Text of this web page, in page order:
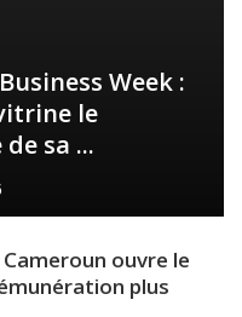
Week :
le
sa ...
ouvre le
plus